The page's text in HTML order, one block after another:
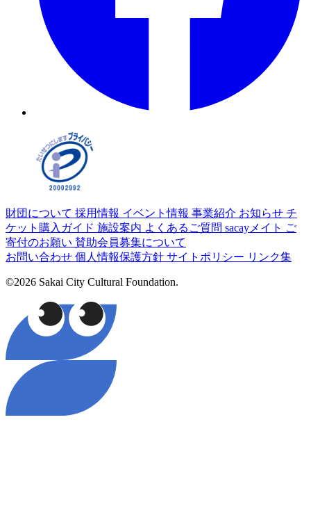
財団について 採用情報 イベント情報 事業紹介 お知らせ チ
ケット購入ガイド 施設案内 よくあるご質問 sacayメイト ご
寄付のお願い 賛助会員募集について
お問い合わせ 個人情報保護方針 サイトポリシー リンク集
©2026 Sakai City Cultural Foundation.